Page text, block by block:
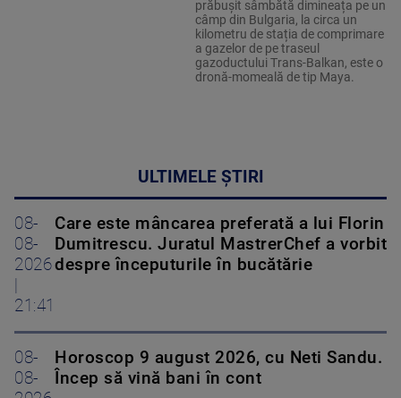
prăbușit sâmbătă dimineața pe un
câmp din Bulgaria, la circa un
kilometru de stația de comprimare
a gazelor de pe traseul
gazoductului Trans-Balkan, este o
dronă-momeală de tip Maya.
ULTIMELE ȘTIRI
08-
08-
2026
21:41
Care este mâncarea preferată a lui Florin
Dumitrescu. Juratul MastrerChef a vorbit
despre începuturile în bucătărie
08-
08-
Horoscop 9 august 2026, cu Neti Sandu.
Încep să vină bani în cont